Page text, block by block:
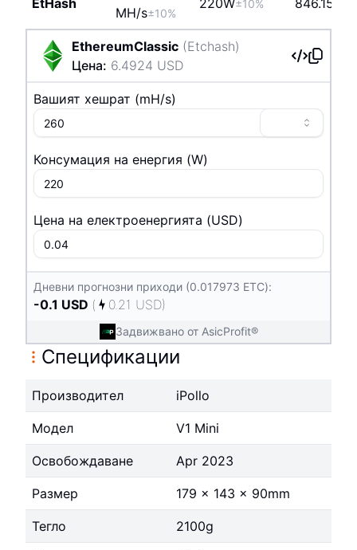
EtHash
MH/s±10%
220W±10% 846.15j/
EthereumClassic (Etchash)
Цена: 6.4924 USD
Вашият хешрат (mH/s)
Консумация на енергия (W)
Цена на електроенергията (USD)
Дневни прогнозни приходи (0.017973 ETC):
-0.1 USD ( 0.21 USD)
Задвижвано от AsicProfit®
Спецификации
Производител iPollo
Модел V1 Mini
Освобождаване Apr 2023
Размер 179 x 143 x 90mm
Тегло 2100g